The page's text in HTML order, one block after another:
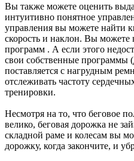
Вы также можете оценить
интуитивно понятное
управления вы можете найти
скорость и наклон. Вы
программ . А если этого
свои собственные программы
поставляется с нагрудным
отслеживать частоту
тренировки.
Несмотря на то, что беговое
велико, беговая дорожка не
складной раме и колесам вы
дорожку, когда закончите, и